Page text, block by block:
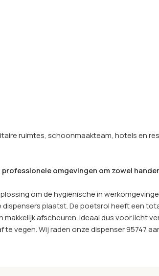
ruimtes, schoonmaakteam, hotels en
omgevingen om zowel
om de hygiënische in
plaatst. De poetsrol heeft een
afscheuren. Ideaal dus voor licht
vegen. Wij raden onze dispenser 95747